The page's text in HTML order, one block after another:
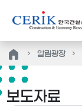
home 알림광장
보도자료